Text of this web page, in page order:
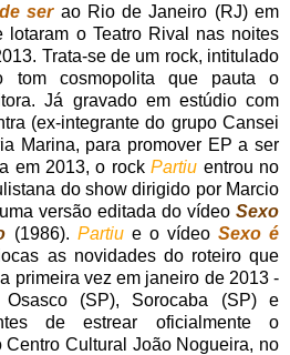
serao Rio de Janeiro (RJ) em
lotaram o Teatro Rival nas noites
Trata-se de um rock, intitulado
tom cosmopolita que pauta o
Já gravado em estúdio com
(ex-integrante do grupo Cansei
Marina, para promover EP a ser
em 2013, o rockPartiu entrou no
do show dirigido por Marcio
versão editada do vídeo Sexo
(1986). Partiue o vídeo Sexo é
as novidades do roteiro que
primeira vez em janeiro de 2013 -
Osasco (SP), Sorocaba (SP) e
de estrear oficialmente o
Cultural João Nogueira, no